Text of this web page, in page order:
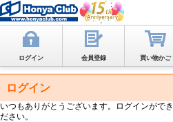
ログイン 会員登録 買い物かご
ログイン
いつもありがとうございます。ログインがで
ださい。